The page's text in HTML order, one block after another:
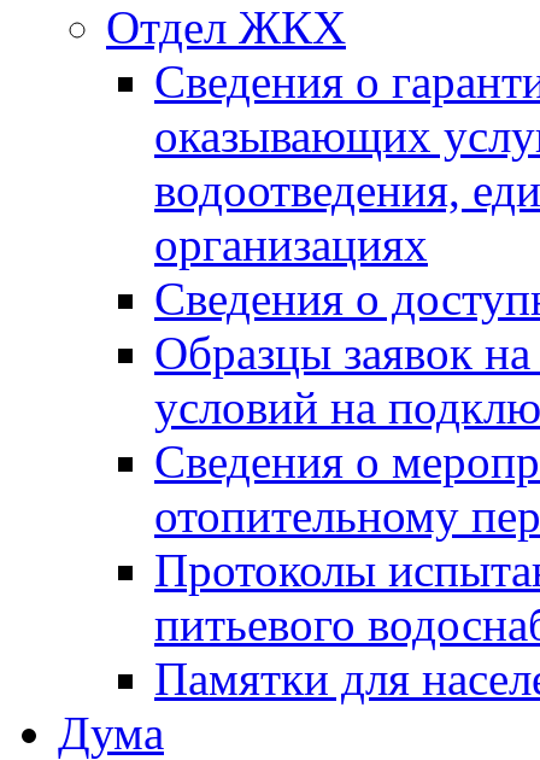
Отдел ЖКХ
Сведения о
оказывающих
водоотведения,
организациях
Сведения о
Образцы заявок
условий на
Сведения о
отопительному
Протоколы
питьевого
Памятки для
Дума